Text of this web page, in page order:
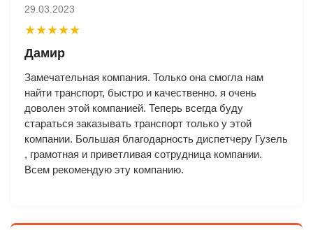
29.03.2023
★★★★★
Дамир
Замечательная компания. Только она смогла нам
найти транспорт, быстро и качественно. я очень
доволен этой компанией. Теперь всегда буду
стараться заказывать транспорт только у этой
компании. Большая благодарность диспетчеру Гузель
, грамотная и приветливая сотрудница компании.
Всем рекомендую эту компанию.